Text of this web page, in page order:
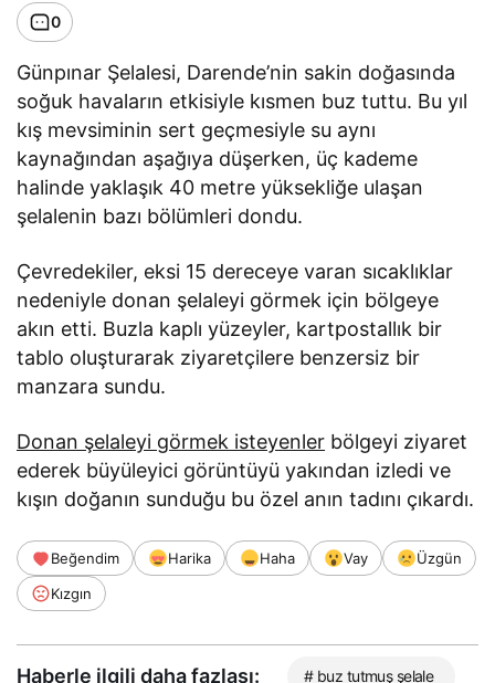
0
Günpınar Şelalesi, Darende’nin sakin doğasında
soğuk havaların etkisiyle kısmen buz tuttu. Bu yıl
kış mevsiminin sert geçmesiyle su aynı
kaynağından aşağıya düşerken, üç kademe
halinde yaklaşık 40 metre yüksekliğe ulaşan
şelalenin bazı bölümleri dondu.
Çevredekiler, eksi 15 dereceye varan sıcaklıklar
nedeniyle donan şelaleyi görmek için bölgeye
akın etti. Buzla kaplı yüzeyler, kartpostallık bir
tablo oluşturarak ziyaretçilere benzersiz bir
manzara sundu.
Donan şelaleyi görmek isteyenler bölgeyi ziyaret
ederek büyüleyici görüntüyü yakından izledi ve
kışın doğanın sunduğu bu özel anın tadını çıkardı.
Beğendim Harika Haha Vay
Üzgün
Kızgın
Haberle ilgili daha fazlası: # buz tutmuş şelale